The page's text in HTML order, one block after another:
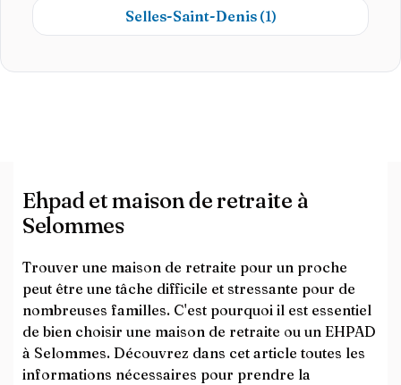
Selles-Saint-Denis (1)
Ehpad et maison de retraite à
Selommes
Trouver une maison de retraite pour un proche
peut être une tâche difficile et stressante pour de
nombreuses familles. C'est pourquoi il est essentiel
de bien choisir une maison de retraite ou un EHPAD
à Selommes. Découvrez dans cet article toutes les
informations nécessaires pour prendre la